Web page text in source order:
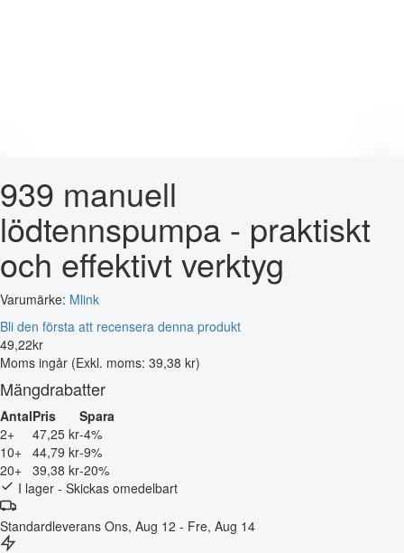
939 manuell
lödtennspumpa - praktiskt
och effektivt verktyg
Varumärke: Mlink
Bli den första att recensera denna produkt
49,22kr
Moms ingår (Exkl. moms: 39,38 kr)
Mängdrabatter
AntalPris
Spara
2+
47,25 kr-4%
10+ 44,79 kr-9%
20+ 39,38 kr-20%
I lager - Skickas omedelbart
Standardleverans Ons, Aug 12 - Fre, Aug 14